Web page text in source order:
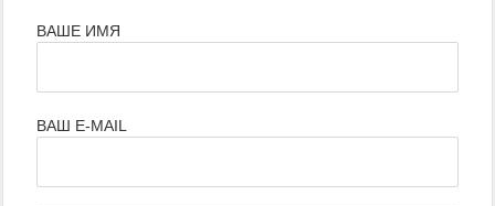
ВАШЕ ИМЯ
ВАШ E-MAIL